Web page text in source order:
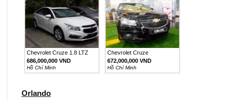
Chevrolet Cruze 1.8 LTZ
686,000,000 VND
Hồ Chí Minh
Chevrolet Cruze
672,000,000 VND
Hồ Chí Minh
Orlando